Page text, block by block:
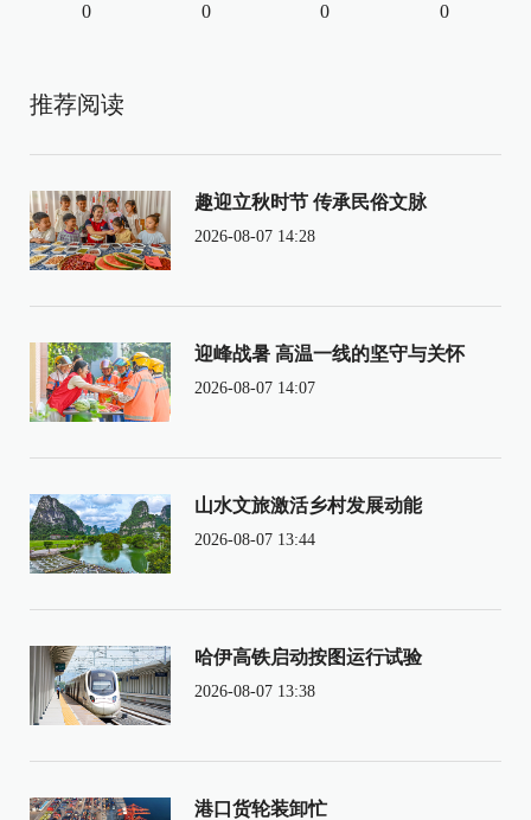
0 0 0 0
推荐阅读
趣迎立秋时节 传承民俗文脉
2026-08-07 14:28
迎峰战暑 高温一线的坚守与关怀
2026-08-07 14:07
山水文旅激活乡村发展动能
2026-08-07 13:44
哈伊高铁启动按图运行试验
2026-08-07 13:38
港口货轮装卸忙